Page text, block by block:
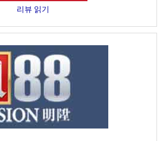
리뷰 읽기